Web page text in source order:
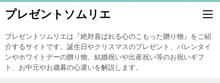
プレゼントソムリエ
プレゼントソムリエは『絶対喜ばれる心のこもった贈り物』をご紹
介するサイトです。誕生日やクリスマスのプレゼント、バレンタイ
ンやホワイトデーの贈り物、結婚祝いや出産祝い等のお祝いギフ
ト、お中元やお歳暮の心遣いを解説します。